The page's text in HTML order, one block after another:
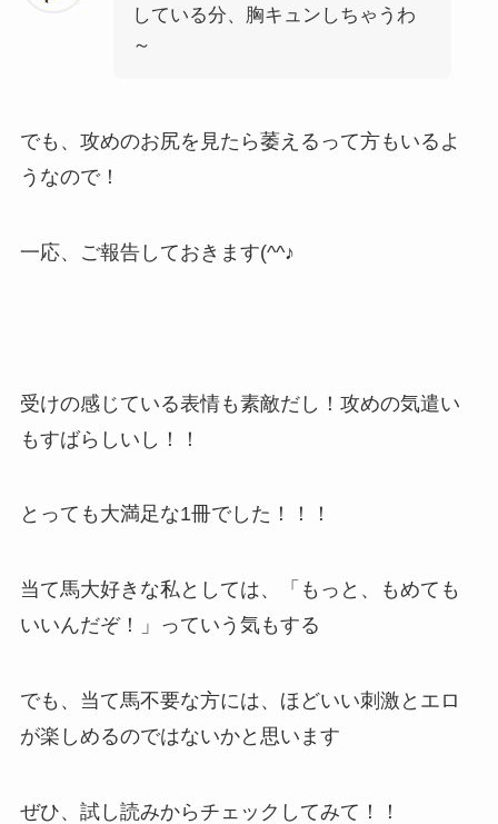
している分、胸キュンしちゃうわ
～
でも、攻めのお尻を見たら萎えるって方もいるよ
うなので！
一応、ご報告しておきます(^^♪
受けの感じている表情も素敵だし！攻めの気遣い
もすばらしいし！！
とっても大満足な1冊でした！！！
当て馬大好きな私としては、「もっと、もめても
いいんだぞ！」っていう気もする
でも、当て馬不要な方には、ほどいい刺激とエロ
が楽しめるのではないかと思います
ぜひ、試し読みからチェックしてみて！！